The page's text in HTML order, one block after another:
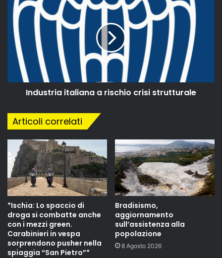
Industria italiana a rischio crisi strutturale
Articoli correlati
*Ischia: Lo spaccio di
droga si combatte anche
con i mezzi green.
Carabinieri in vespa
sorprendono pusher nella
spiaggia “San Pietro”*
Bradisismo,
aggiornamento
sull’assistenza alla
popolazione
8 Agosto 2026